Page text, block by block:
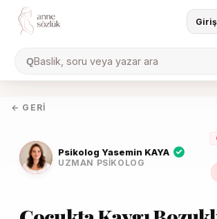
QBaslik, soru veya yazar ara
← GERI
Psikolog Yasemin KAYA
UZMAN PSIKOLOG